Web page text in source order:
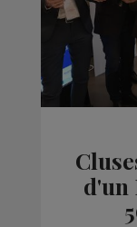
d'un